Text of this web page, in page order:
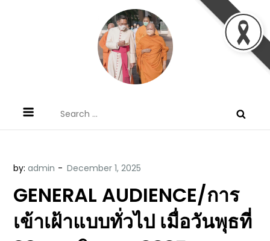
ประทานพระพรแก่พวกท่านท้งหลายเทอญ
for:
by:admin
GENERAL AUDIENCE/การ
เข้าเฝ้าแบบทั่วไป เมื่อวันพุธที่